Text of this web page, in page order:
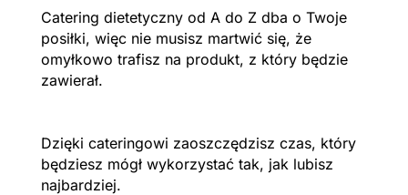
Catering dietetyczny od A do Z dba o Twoje
posiłki, więc nie musisz martwić się, że
omyłkowo trafisz na produkt, z który będzie
zawierał.
Dzięki cateringowi zaoszczędzisz czas, który
będziesz mógł wykorzystać tak, jak lubisz
najbardziej.